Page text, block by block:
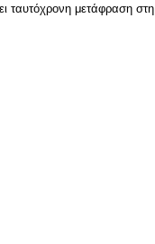
ταυτόχρονη μετάφραση στη